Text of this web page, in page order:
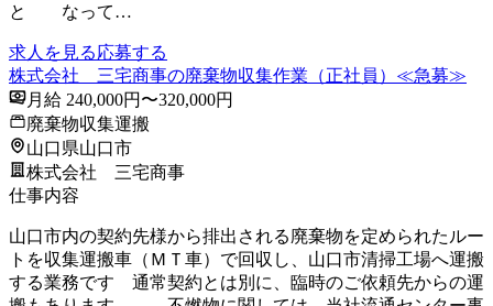
と なって…
求人を見る応募する
株式会社 三宅商事の廃棄物収集作業（正社員）≪急募≫
月給 240,000円〜320,000円
廃棄物収集運搬
山口県山口市
株式会社 三宅商事
仕事内容
山口市内の契約先様から排出される廃棄物を定められたルー
トを収集運搬車（ＭＴ車）で回収し、山口市清掃工場へ運搬
する業務です 通常契約とは別に、臨時のご依頼先からの運